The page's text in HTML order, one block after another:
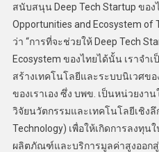
สนับสนุน Deep Tech Startup ขอ
Opportunities and Ecosystem of
ว่า “การที่จะช่วยให้ Deep Tech
Ecosystem ของไทยได้นั้น เราจำ
สร้างเทคโนโลยีและระบบนิเวศข
ของเราเอง ซึ่ง บพข. เป็นหน่วยง
วิจัยนวัตกรรมและเทคโนโลยีเชิงลึ
Technology) เพื่อให้เกิดการลงทุน
ผลิตภัณฑ์และบริการมูลค่าสูงออก